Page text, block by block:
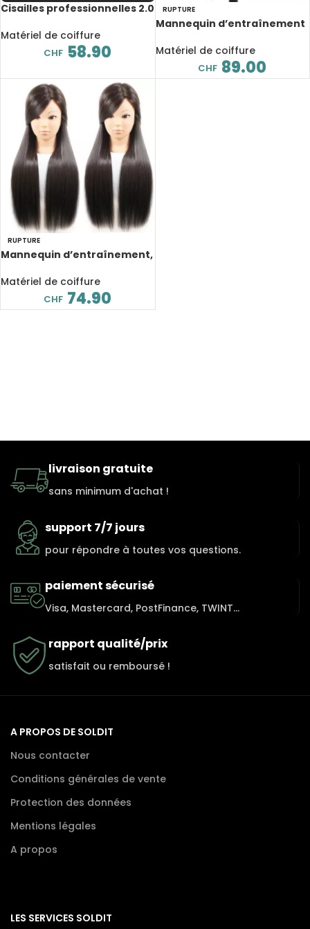
Cisailles professionnelles 2.0
Matériel de coiffure
CHF 58.90
RUPTURE
Mannequin d’entraînement
Matériel de coiffure
CHF 89.00
RUPTURE
Mannequin d’entraînement,
cm
Matériel de coiffure
CHF 74.90
livraison gratuite
sans minimum d'achat !
support 7/7 jours
pour répondre à toutes vos questions.
paiement sécurisé
Visa, Mastercard, PostFinance, TWINT...
rapport qualité/prix
satisfait ou remboursé !
A PROPOS DE SOLDIT
Nous contacter
Conditions générales de vente
Protection des données
Mentions légales
A propos
LES SERVICES SOLDIT